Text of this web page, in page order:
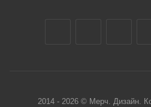
2014 - 2026 © Мерч. Дизайн.